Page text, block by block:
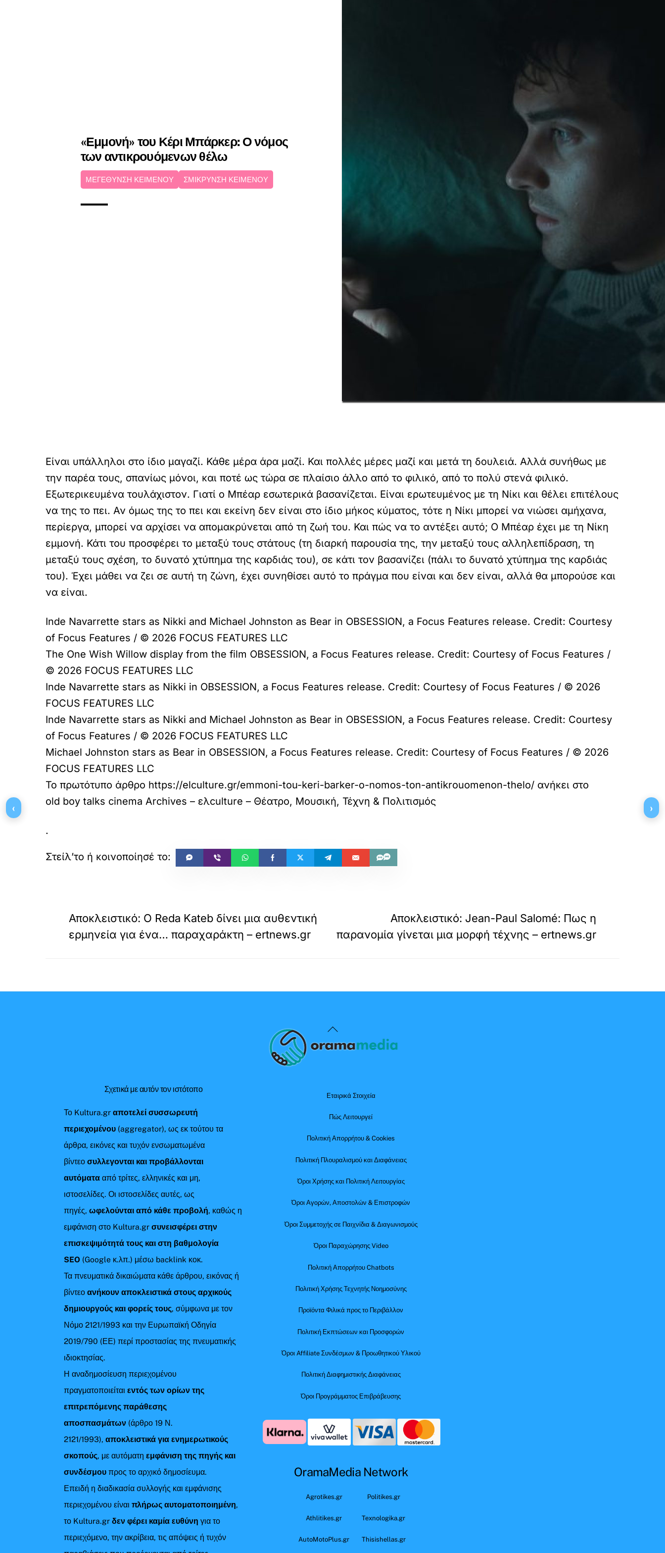
«Εμμονή» του Κέρι Μπάρκερ: Ο νόμος
των αντικρουόμενων θέλω
ΜΕΓΕΘΥΝΣΗ ΚΕΙΜΕΝΟΥ ΣΜΙΚΡΥΝΣΗ ΚΕΙΜΕΝΟΥ
Είναι υπάλληλοι στο ίδιο μαγαζί. Κάθε μέρα άρα μαζί. Και πολλές μέρες μαζί και μετά τη δουλειά. Αλλά συνήθως με
την παρέα τους, σπανίως μόνοι, και ποτέ ως τώρα σε πλαίσιο άλλο από το φιλικό, από το πολύ στενά φιλικό.
Εξωτερικευμένα τουλάχιστον. Γιατί ο Μπέαρ εσωτερικά βασανίζεται. Είναι ερωτευμένος με τη Νίκι και θέλει επιτέλους
να της το πει. Αν όμως της το πει και εκείνη δεν είναι στο ίδιο μήκος κύματος, τότε η Νίκι μπορεί να νιώσει αμήχανα,
περίεργα, μπορεί να αρχίσει να απομακρύνεται από τη ζωή του. Και πώς να το αντέξει αυτό; Ο Μπέαρ έχει με τη Νίκη
εμμονή. Κάτι του προσφέρει το μεταξύ τους στάτους (τη διαρκή παρουσία της, την μεταξύ τους αλληλεπίδραση, τη
μεταξύ τους σχέση, το δυνατό χτύπημα της καρδιάς του), σε κάτι τον βασανίζει (πάλι το δυνατό χτύπημα της καρδιάς
του). Έχει μάθει να ζει σε αυτή τη ζώνη, έχει συνηθίσει αυτό το πράγμα που είναι και δεν είναι, αλλά θα μπορούσε και
να είναι.
Inde Navarrette stars as Nikki and Michael Johnston as Bear in OBSESSION, a Focus Features release. Credit: Courtesy
of Focus Features / © 2026 FOCUS FEATURES LLC
The One Wish Willow display from the film OBSESSION, a Focus Features release. Credit: Courtesy of Focus Features /
© 2026 FOCUS FEATURES LLC
Inde Navarrette stars as Nikki in OBSESSION, a Focus Features release. Credit: Courtesy of Focus Features / © 2026
FOCUS FEATURES LLC
Inde Navarrette stars as Nikki and Michael Johnston as Bear in OBSESSION, a Focus Features release. Credit: Courtesy
of Focus Features / © 2026 FOCUS FEATURES LLC
Michael Johnston stars as Bear in OBSESSION, a Focus Features release. Credit: Courtesy of Focus Features / © 2026
FOCUS FEATURES LLC
Το πρωτότυπο άρθρο https://elculture.gr/emmoni-tou-keri-barker-o-nomos-ton-antikrouomenon-thelo/ ανήκει στο
old boy talks cinema Archives – ελculture – Θέατρο, Μουσική, Τέχνη & Πολιτισμός
.
Αποκλειστικό: Ο Reda Kateb​ δίνει μια αυθεντική
ερμηνεία για ένα… παραχαράκτη – ertnews.gr
Αποκλειστικό: Jean-Paul Salomé: Πως η
παρανομία γίνεται μια μορφή τέχνης – ertnews.gr
Back
To
Σχετικά με αυτόν τον ιστότοπο
Το Kultura.grαποτελεί συσσωρευτή
περιεχομένου (aggregator), ως εκ τούτου τα
άρθρα, εικόνες και τυχόν ενσωματωμένα
βίντεοσυλλεγονται και προβάλλονται
αυτόματααπό τρίτες, ελληνικές και μη,
ιστοσελίδες. Οι ιστοσελίδες αυτές, ως
πηγές,ωφελούνται από κάθε προβολή, καθώς η
εμφάνιση στο Kultura.gr συνεισφέρει στην
επισκεψιμότητά τους και στη βαθμολογία
SEO (Google κ.λπ.) μέσω backlink κοκ.
Τα πνευματικά δικαιώματα κάθε άρθρου, εικόνας ή
βίντεοανήκουν αποκλειστικά στους αρχικούς
δημιουργούς και φορείς τους, σύμφωνα με τον
Νόμο 2121/1993 και την Ευρωπαϊκή Οδηγία
2019/790 (ΕΕ) περί προστασίας της πνευματικής
ιδιοκτησίας.
Η αναδημοσίευση περιεχομένου
πραγματοποιείταιεντός των ορίων της
επιτρεπόμενης παράθεσης
αποσπασμάτων (άρθρο 19 Ν.
2121/1993), αποκλειστικά για ενημερωτικούς
σκοπούς, με αυτόματηεμφάνιση της πηγής και
συνδέσμου προς το αρχικό δημοσίευμα.
Επειδή η διαδικασία συλλογής και εμφάνισης
περιεχομένου είναιπλήρως αυτοματοποιημένη,
το Kultura.grδεν φέρει καμία ευθύνη για το
περιεχόμενο, την ακρίβεια, τις απόψεις ή τυχόν
Εταιρικά Στοιχεία
Πώς Λειτουργεί
Πολιτική Απορρήτου & Cookies
Πολιτική Πλουραλισμού και Διαφάνειας
Όροι Χρήσης και Πολιτική Λειτουργίας
Όροι Αγορών, Αποστολών & Επιστροφών
Όροι Συμμετοχής σε Παιχνίδια & Διαγωνισμούς
Όροι Παραχώρησης Video
Πολιτική Απορρήτου Chatbots
Πολιτική Χρήσης Τεχνητής Νοημοσύνης
Προϊόντα Φιλικά προς το Περιβάλλον
Πολιτική Εκπτώσεων και Προσφορών
Όροι Affiliate Συνδέσμων & Προωθητικού Υλικού
Πολιτική Διαφημιστικής Διαφάνειας
Όροι Προγράμματος Επιβράβευσης
OramaMedia Network
Agrotikes.gr Politikes.gr
Athlitikes.gr Texnologika.gr
AutoMotoPlus.gr Thisishellas.gr
‹ ›